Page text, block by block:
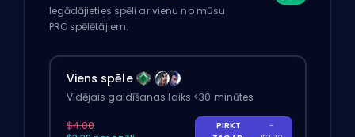
Iegādājieties spēli ar vienu no mūsu
PRO spēlētājiem.
Viens spēle
Vidējais gaidīšanas laiks <30 minūtes
$4.00
PIRKT
-